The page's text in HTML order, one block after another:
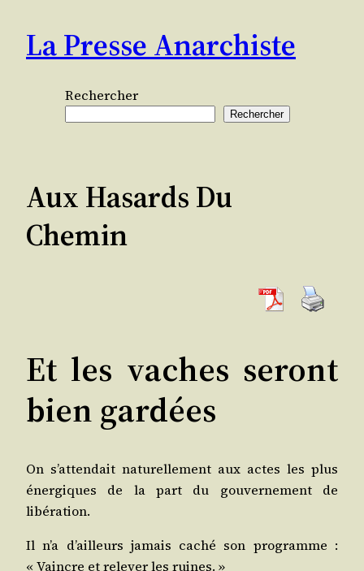
contenu
La Presse Anarchiste
Rechercher
Rechercher
Aux Hasards Du
Chemin
Et les vaches seront
bien gardées
On s’at­ten­dait natu­rel­le­ment aux actes les plus
éner­giques de la part du gou­ver­ne­ment de
libération.
Il n’a d’ailleurs jamais caché son pro­gramme :
« Vaincre et rele­ver les ruines. »